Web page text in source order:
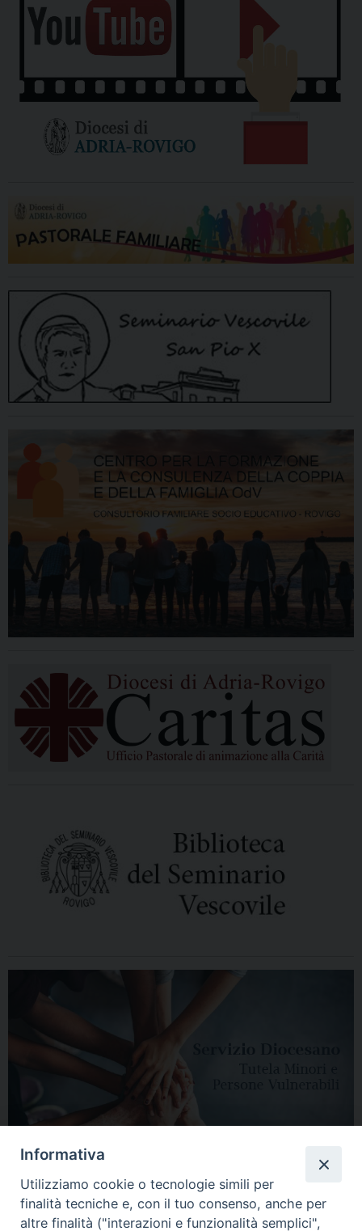
Informativa
Utilizziamo cookie o tecnologie simili per
finalità tecniche e, con il tuo consenso, anche per
altre finalità ("interazioni e funzionalità semplici",